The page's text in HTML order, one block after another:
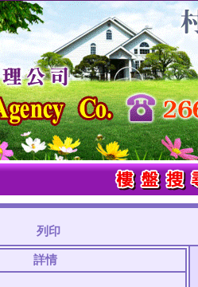
列印
詳情